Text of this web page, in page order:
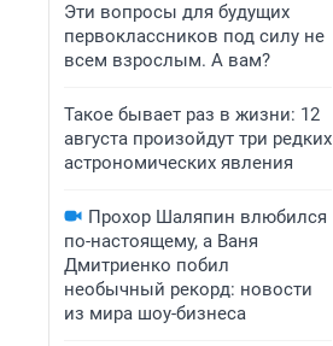
Эти вопросы для будущих
первоклассников под силу не
всем взрослым. А вам?
Такое бывает раз в жизни: 12
августа произойдут три редких
астрономических явления
Прохор Шаляпин влюбился
по-настоящему, а Ваня
Дмитриенко побил
необычный рекорд: новости
из мира шоу-бизнеса